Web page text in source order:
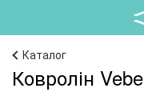
Каталог
Ковролін Vebe